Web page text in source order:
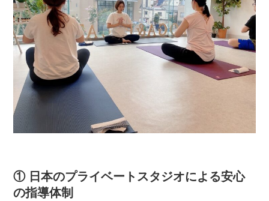
① 日本のプライベートスタジオによる安心
の指導体制